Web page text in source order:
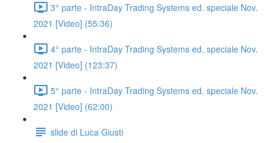
3° parte - IntraDay Trading Systems ed. speciale Nov.
2021 [Video] (55:36)
4° parte - IntraDay Trading Systems ed. speciale Nov.
2021 [Video] (123:37)
5° parte - IntraDay Trading Systems ed. speciale Nov.
2021 [Video] (62:00)
slide di Luca Giusti